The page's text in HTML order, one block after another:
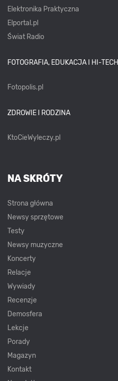
Elektronika Praktyczna
Elportal.pl
Świat Radio
FOTOGRAFIA, EDUKACJA I HI-TECH
Fotopolis.pl
ZDROWIE I RODZINA
KtoCieWyleczy.pl
NA SKRÓTY
Strona główna
Newsy sprzętowe
Testy
Newsy muzyczne
Koncerty
Relacje
Wywiady
Recenzje
Demosfera
Lekcje
Porady
Magazyn
Kontakt